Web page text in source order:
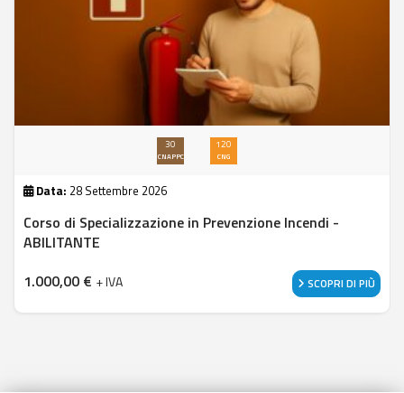
30
CNAPPC
120
CNG
Data: 28 Settembre 2026
Corso di Specializzazione in Prevenzione Incendi -
ABILITANTE
1.000,00 € + IVA SCOPRI DI PIÙ